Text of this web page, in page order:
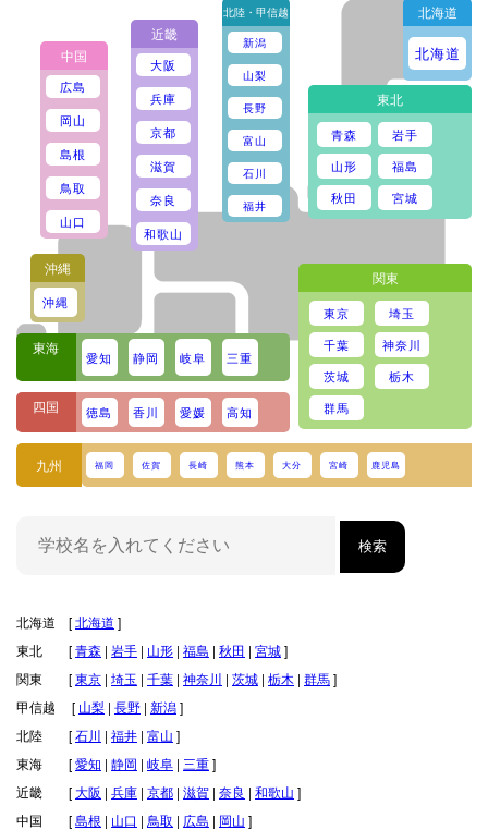
北海道 [北海道 ]
東北 [青森 | 岩手 | 山形 | 福島 | 秋田 | 宮城]
関東 [東京 | 埼玉 | 千葉 | 神奈川 | 茨城 | 栃木 | 群馬]
甲信越 [ 山梨 | 長野 | 新潟]
北陸 [石川 | 福井 | 富山 ]
東海 [愛知 | 静岡 | 岐阜 | 三重]
近畿 [大阪 | 兵庫 | 京都 | 滋賀 | 奈良 | 和歌山 ]
中国 [島根 | 山口 | 鳥取 | 広島 | 岡山 ]
北海道
北海道
東北
青森
岩手
山形
福島
秋田
宮城
関東
東京
埼玉
千葉
神奈川
茨城
栃木
群馬
東海
愛知 静岡 岐阜 三重
四国 徳島 香川 愛媛 高知
北陸・甲信越
新潟
山梨
長野
富山
石川
福井
近畿
大阪
兵庫
京都
滋賀
奈良
和歌山
中国
広島
岡山
島根
鳥取
山口
九州 福岡 佐賀 長崎 熊本 大分 宮崎 鹿児島
沖縄
沖縄